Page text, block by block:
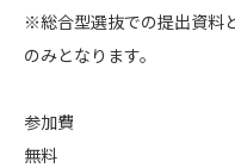
※総合型選抜での提出資料
のみとなります。
参加費
無料